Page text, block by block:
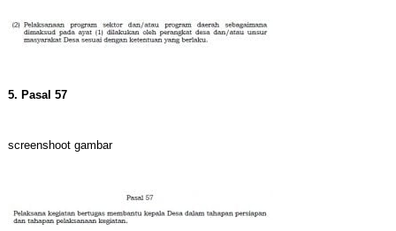
5. Pasal 57
screenshoot gambar